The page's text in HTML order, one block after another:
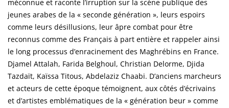
méconnue et raconte l’irruption sur la scène publique des
jeunes arabes de la « seconde génération », leurs espoirs
comme leurs désillusions, leur âpre combat pour être
reconnus comme des Français à part entière et rappeler ainsi
le long processus d’enracinement des Maghrébins en France.
Djamel Attalah, Farida Belghoul, Christian Delorme, Djida
Tazdaït, Kaïssa Titous, Abdelaziz Chaabi. D’anciens marcheurs
et acteurs de cette époque témoignent, aux côtés d’écrivains
et d’artistes emblématiques de la « génération beur » comme